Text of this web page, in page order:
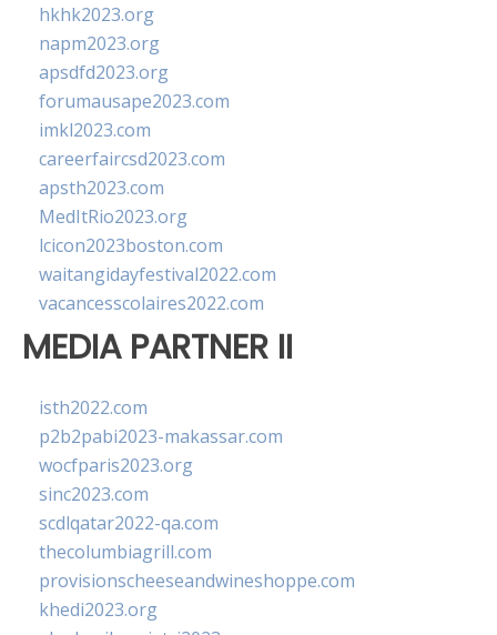
hkhk2023.org
napm2023.org
apsdfd2023.org
forumausape2023.com
imkl2023.com
careerfaircsd2023.com
apsth2023.com
MedItRio2023.org
lcicon2023boston.com
waitangidayfestival2022.com
vacancesscolaires2022.com
MEDIA PARTNER II
isth2022.com
p2b2pabi2023-makassar.com
wocfparis2023.org
sinc2023.com
scdlqatar2022-qa.com
thecolumbiagrill.com
provisionscheeseandwineshoppe.com
khedi2023.org